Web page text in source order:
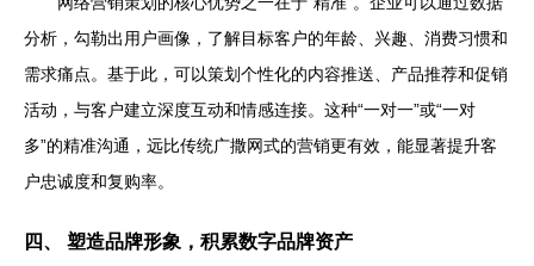
分析，勾勒出用户画像，了解目标客户的年龄、兴趣、消费习惯和
需求痛点。基于此，可以策划个性化的内容推送、产品推荐和促销
活动，与客户建立深度互动和情感连接。这种“一对一”或“一对
多”的精准沟通，远比传统广撒网式的营销更有效，能显著提升客
户忠诚度和复购率。
四、 塑造品牌形象，积累数字品牌资产